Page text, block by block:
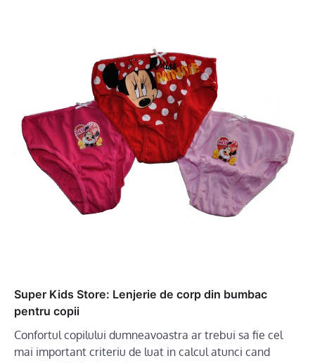
Super Kids Store: Lenjerie de corp din bumbac
pentru copii
Confortul copilului dumneavoastra ar trebui sa fie cel
mai important criteriu de luat in calcul atunci cand